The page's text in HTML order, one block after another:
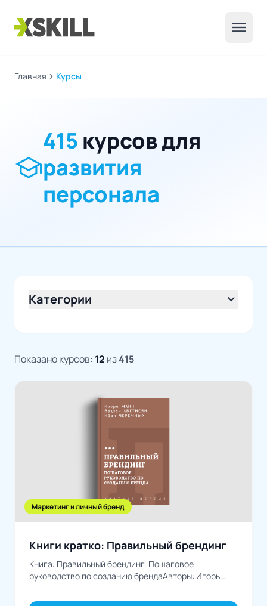
menu
Главная chevron_right Курсы
school
415 курсов для
развития
персонала
Категории expand_more
Показано курсов: 12 из415
Маркетинг и личный бренд
Книги кратко: Правильный брендинг
Книга: Правильный брендинг. Пошаговое
руководство по созданию брендаАвторы: Игорь